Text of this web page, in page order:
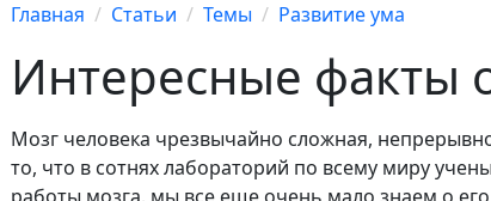
Главная Статьи Темы Развитие ума
Интересные факты
Мозг человека чрезвычайно сложная,
то, что в сотнях лабораторий по всему миру